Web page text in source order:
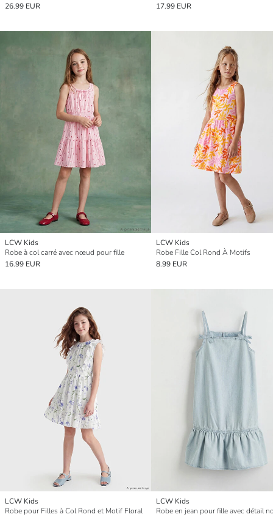
26.99 EUR
17.99 EUR
LCW Kids
Robe à col carré avec nœud pour fille
16.99 EUR
LCW Kids
Robe Fille Col Rond À Motifs
8.99 EUR
LCW Kids
Robe pour Filles à Col Rond et Motif Floral
LCW Kids